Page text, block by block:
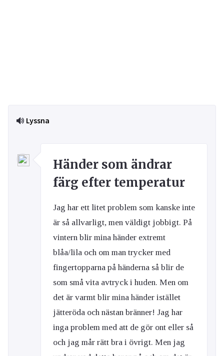
Lyssna
Händer som ändrar
färg efter temperatur
Jag har ett litet problem som kanske inte
är så allvarligt, men väldigt jobbigt. På
vintern blir mina händer extremt
blåa/lila och om man trycker med
fingertopparna på händerna så blir de
som små vita avtryck i huden. Men om
det är varmt blir mina händer istället
jätteröda och nästan bränner! Jag har
inga problem med att de gör ont eller så
och jag mår rätt bra i övrigt. Men jag